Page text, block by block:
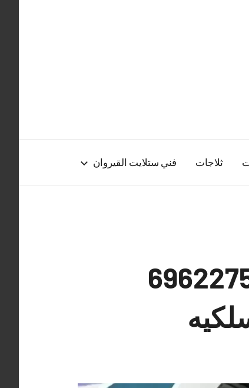
ثلاجات فني ستلايت القيروان
مراقبة جابر العلي 69622758